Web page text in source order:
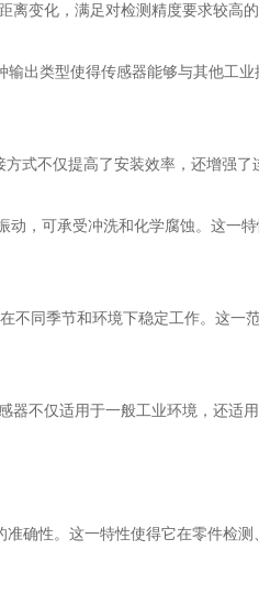
变化，满足对检测精度要求较高的
出类型使得传感器能够与其他工
式不仅提高了安装效率，还增强了
，可承受冲洗和化学腐蚀。这一
同季节和环境下稳定工作。这一
不仅适用于一般工业环境，还适
确性。这一特性使得它在零件检测